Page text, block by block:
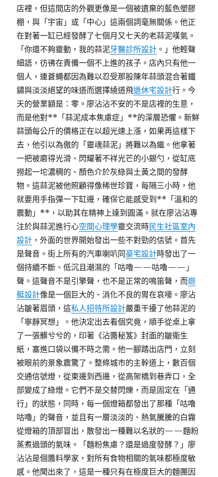
店裡，但這間店的外觀更像是一個被遺棄的藍色塑膠
棚，與「宇宙」或「中心」這兩個詞毫無關係。他正
在對著一缸已經發酵了七個月又七天的老蒜泥嘆氣。
「你還不夠靈動，我的蒜泥牙醫診所設計 。」他輕聲
細語，彷彿在責備一個不上進的孩子。店內只有他一
個人，連蒼蠅都因為難以忍受那股陳年蒜頭混合著鐵
鏽與淡淡絕望的味道而選擇繞道飛退休宅設計行。今
天的營業額是：零。廖沾沾不安的不是店裡的生意，
而是他對**「蒜泥成本焦慮症」**的深層恐懼。新鮮
蒜頭每公斤的價格正在以超光速上漲，如果再這樣下
去，他引以為傲的「靈魂蒜泥」將難以為繼。他拿著
一把被磨得光滑、閃耀著不祥光芒的小銀勺，從缸底
撈起一坨濃稠的、顏色介於灰綠與土黃之間的發酵
物。這蒜泥被他照顧得像稀世珍寶，每隔三小時，他
就要用手指彈一下缸邊，確保它能感受到**「溫和的
震動」**，以助其在精神上達到圓滿。就在廖沾沾專
注於與蒜泥進行心空間心理學靈交流時民生社區室內
設計 ，外面的世界開始發出一些不對勁的信號。首先
是聲音。街上所有的汽車喇叭同豪宅設計時發出了一
個持續不斷、低沉且潮濕的「咕嚕——咕嚕——」
聲。這聲音不是引擎聲，也不是正常的鳴笛聲，而遊
艇設計像是一個巨大的、消化不良的胃在哀嚎。廖沾
沾皺著眉頭，這私人招待所設計嚴重干擾了他蒜泥的
「寧靜冥想」。他決定出去看個究竟，順手從桌上拿
了一張髒兮兮的，印著《沾醬秘笈》封面的皺衛生
紙，塞進口袋以備不時之需。他一腳踏出店門，立刻
被眼前的景象震驚了。整條城市的主幹道上，數百個
交通信號燈，從東邊到西邊，從高架橋到巷弄口，全
部變成了綠燈。它們不是交替閃爍，而是固定在「通
行」的狀態，同時，每一個燈箱都發出了那種「咕嚕
咕嚕」的聲音，並且有一層淡淡的、熱氣騰騰的白霧
從燈箱的頂部冒出，散發出一種難以名狀的——麵粉
蒸煮過頭的氣味。「麵粉焦慮？還是過度發酵？」廖
沾沾是個醬料學家，對所有食物相關的氣味都極度敏
感。他聞出來了，這是一種只有在極度巨大的麵團因